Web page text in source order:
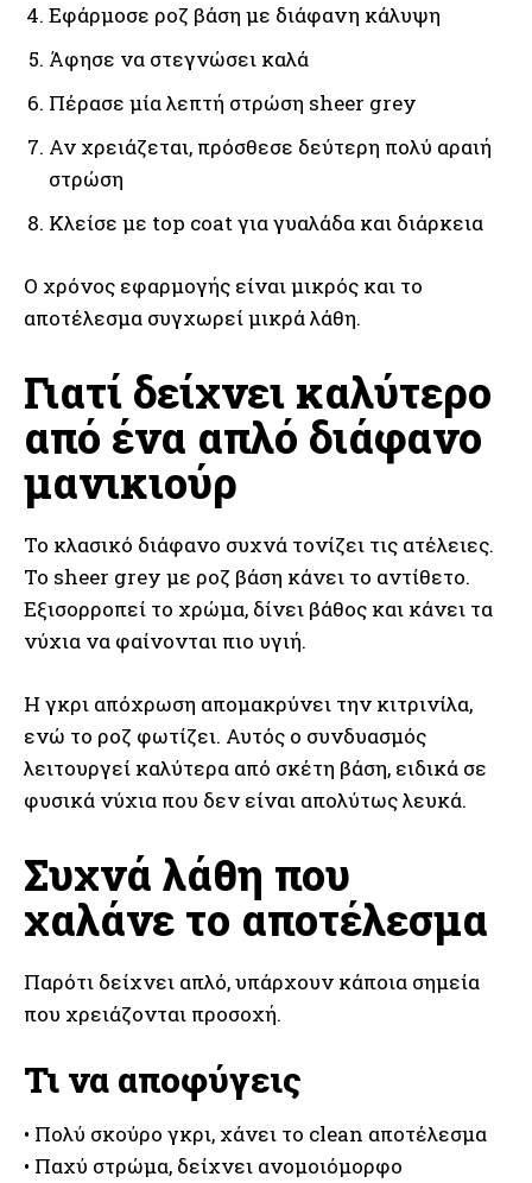
Εφάρμοσε ροζ βάση με διάφανη κάλυψη
Άφησε να στεγνώσει καλά
Πέρασε μία λεπτή στρώση sheer grey
Αν χρειάζεται, πρόσθεσε δεύτερη πολύ αραιή
στρώση
Κλείσε με top coat για γυαλάδα και διάρκεια
Ο χρόνος εφαρμογής είναι μικρός και το
αποτέλεσμα συγχωρεί μικρά λάθη.
Γιατί δείχνει καλύτερο
από ένα απλό διάφανο
μανικιούρ
Το κλασικό διάφανο συχνά τονίζει τις ατέλειες.
Το sheer grey με ροζ βάση κάνει το αντίθετο.
Εξισορροπεί το χρώμα, δίνει βάθος και κάνει τα
νύχια να φαίνονται πιο υγιή.
Η γκρι απόχρωση απομακρύνει την κιτρινίλα,
ενώ το ροζ φωτίζει. Αυτός ο συνδυασμός
λειτουργεί καλύτερα από σκέτη βάση, ειδικά σε
φυσικά νύχια που δεν είναι απολύτως λευκά.
Συχνά λάθη που
χαλάνε το αποτέλεσμα
Παρότι δείχνει απλό, υπάρχουν κάποια σημεία
που χρειάζονται προσοχή.
Τι να αποφύγεις
• Πολύ σκούρο γκρι, χάνει το clean αποτέλεσμα
• Παχύ στρώμα, δείχνει ανομοιόμορφο